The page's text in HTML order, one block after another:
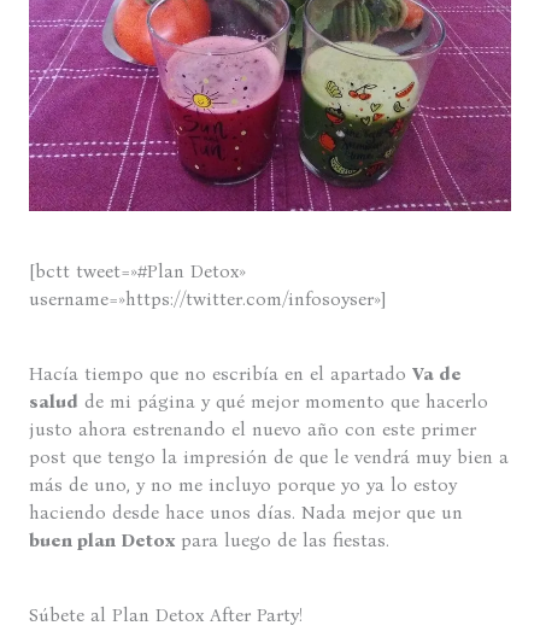
[bctt tweet=»#Plan Detox»
username=»https://twitter.com/infosoyser»]
Hacía tiempo que no escribía en el apartado Va de
salud de mi página y qué mejor momento que hacerlo
justo ahora estrenando el nuevo año con este primer
post que tengo la impresión de que le vendrá muy bien a
más de uno, y no me incluyo porque yo ya lo estoy
haciendo desde hace unos días. Nada mejor que un
buen plan Detoxpara luego de las fiestas.
Súbete al Plan Detox After Party!